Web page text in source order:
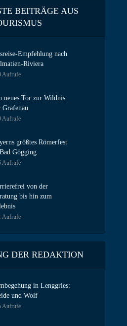
BEITRÄGE AUS
Empfehlung nach
Riviera
Aufrufe
neues Tor zur Wildnis
Grafenau
Aufrufe
größtes Römerfest
Gögging
Aufrufe
von der
bis hin zum
Aufrufe
DER REDAKTION
in Lenggries:
und Wolf
Aufrufe